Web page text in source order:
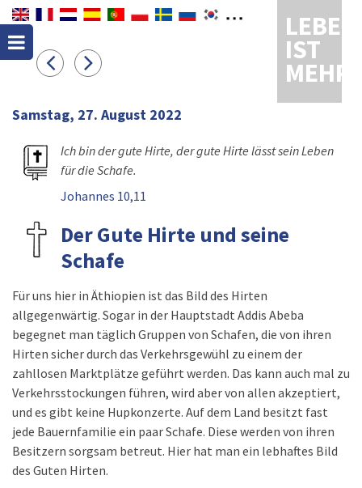
LEBEN
IST
MEHR
Samstag, 27. August 2022
Ich bin der gute Hirte, der gute Hirte lässt sein Leben
für die Schafe.
Johannes 10,11
Der Gute Hirte und seine
Schafe
Für uns hier in Äthiopien ist das Bild des Hirten
allgegenwärtig. Sogar in der Hauptstadt Addis Abeba
begegnet man täglich Gruppen von Schafen, die von ihren
Hirten sicher durch das Verkehrsgewühl zu einem der
zahllosen Marktplätze geführt werden. Das kann auch mal zu
Verkehrsstockungen führen, wird aber von allen akzeptiert,
und es gibt keine Hupkonzerte. Auf dem Land besitzt fast
jede Bauernfamilie ein paar Schafe. Diese werden von ihren
Besitzern sorgsam betreut. Hier hat man ein lebhaftes Bild
des Guten Hirten.